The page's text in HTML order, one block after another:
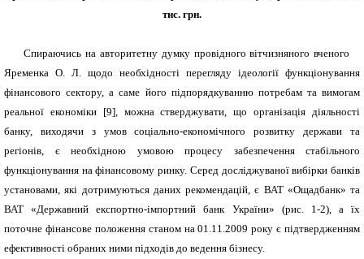
тис. грн.
Спираючись на авторитетну думку провідного вітчизняного вченого
Яременка О. Л. щодо необхідності перегляду ідеології функціонування
фінансового сектору, а саме його підпорядкуванню потребам та вимогам
реальної економіки [9], можна стверджувати, що організація діяльності
банку, виходячи з умов соціально-економічного розвитку держави та
регіонів, є необхідною умовою процесу забезпечення стабільного
функціонування на фінансовому ринку. Серед досліджуваної вибірки банків
установами, які дотримуються даних рекомендацій, є ВАТ «Ощадбанк» та
ВАТ «Державний експортно-імпортний банк України» (рис. 1-2), а їх
поточне фінансове положення станом на 01.11.2009 року є підтвердженням
ефективності обраних ними підходів до ведення бізнесу.